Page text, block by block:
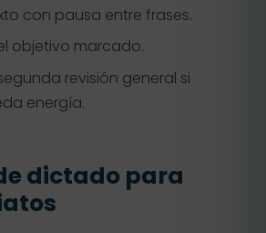
con pausa entre frases.
objetivo marcado.
revisión general si
energía.
dictado para